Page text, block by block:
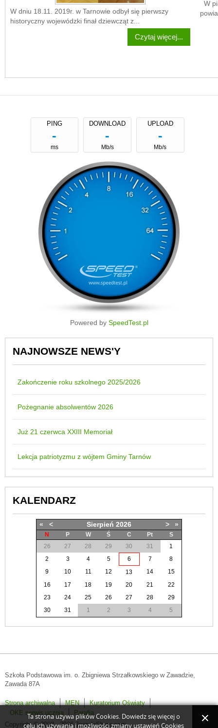
W dniu 18.11. 2019r. w Tarnowie odbył się pierwszy
historyczny wojewódzki finał dziewcząt z...
Czytaj więcej...
W
Powered by SpeedTest.pl
NAJNOWSZE NEWS'Y
Zakończenie roku szkolnego 2025/2026
Pożegnanie absolwentów 2026
Już 21 czerwca XXIII Memoriał
Lekcja patriotyzmu z wójtem Gminy Tarnów
KALENDARZ
« < Sierpień 2026 > »
N P W Ś C Pt
S
26
27 28 29 30 31
1
2
3 4 5 6 7
8
9
10 11 12 13 14
15
16
17 18 19 20 21
22
23
24 25 26 27 28
29
30
31 1 2 3 4 5
Szkoła Podstawowa im. o. Zbigniewa Strzałkowskiego w Zawadzie,
Zawada 87A
Strona archiwalna MEN
Kuratorium Oświaty
OKE serwis ucznia
Parafia
Copyright © 2008 - 2026 JoomlaShine.com.
Ta strona używa plików Cookies. Dowiedz się więcej o
celu ich używania i możliwości zmiany ustawień Cookies